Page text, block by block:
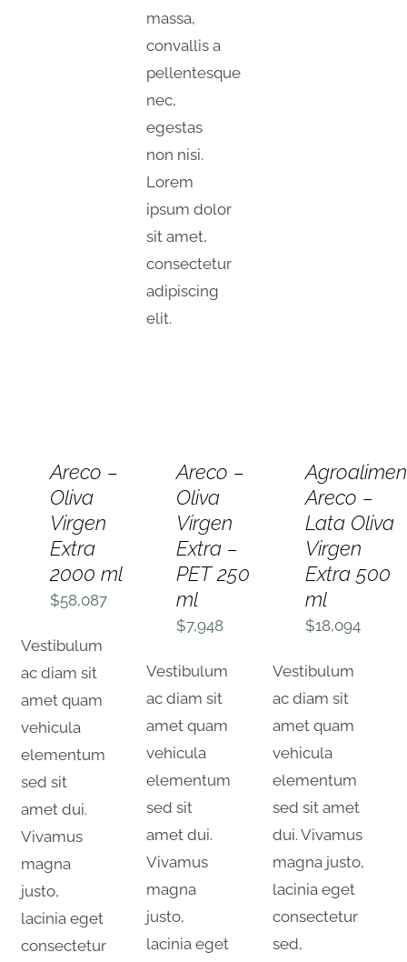
massa,
convallis a
pellentesque
nec,
egestas
non nisi.
Lorem
ipsum dolor
sit amet,
consectetur
adipiscing
elit.
CARRITO
DETALLES
Areco –
Oliva
Virgen
Extra
2000 ml
$58,087
Vestibulum
ac diam sit
amet quam
vehicula
elementum
sed sit
amet dui.
Vivamus
magna
justo,
lacinia eget
consectetur
CARRITO
DETALLES
Areco –
Oliva
Virgen
Extra –
PET 250
ml
$7,948
Vestibulum
ac diam sit
amet quam
vehicula
elementum
sed sit
amet dui.
Vivamus
magna
justo,
lacinia eget
CARRITO
DETALLES
Areco –
Lata Oliva
Virgen
Extra 500
ml
$18,094
Vestibulum
ac diam sit
amet quam
vehicula
elementum
sed sit amet
dui. Vivamus
magna justo,
lacinia eget
consectetur
sed,